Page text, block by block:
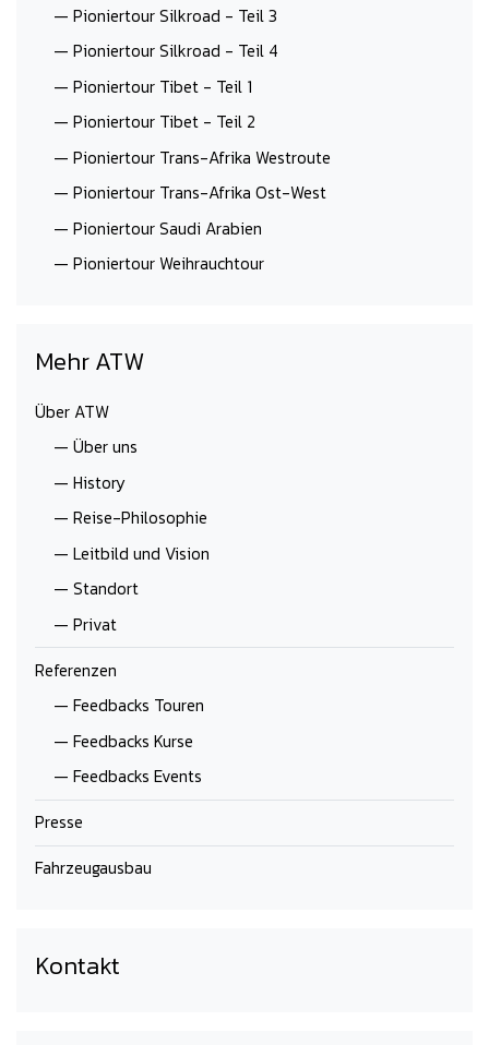
— Pioniertour Silkroad - Teil 3
— Pioniertour Silkroad - Teil 4
— Pioniertour Tibet - Teil 1
— Pioniertour Tibet - Teil 2
— Pioniertour Trans-Afrika Westroute
— Pioniertour Trans-Afrika Ost-West
— Pioniertour Saudi Arabien
— Pioniertour Weihrauchtour
Mehr ATW
Über ATW
— Über uns
— History
— Reise-Philosophie
— Leitbild und Vision
— Standort
— Privat
Referenzen
— Feedbacks Touren
— Feedbacks Kurse
— Feedbacks Events
Presse
Fahrzeugausbau
Kontakt